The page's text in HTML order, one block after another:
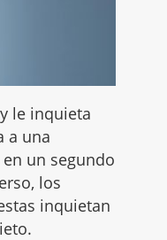
y le inquieta
a una
un segundo
los
inquietan